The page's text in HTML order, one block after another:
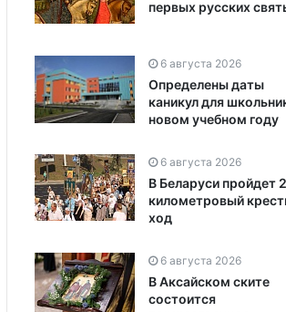
первых русских
6 августа 2026
Определены даты
каникул для
новом учебном году
6 августа 2026
В Беларуси пройдет
километровый
ход
6 августа 2026
В Аксайском ските
состоится